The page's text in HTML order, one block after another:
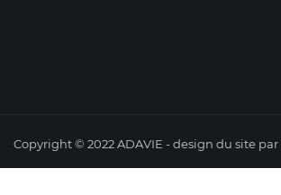
Copyright © 2022 ADAVIE - design du site par